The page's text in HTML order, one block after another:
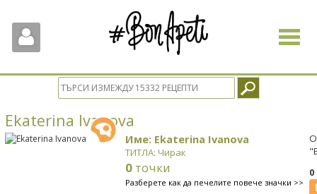
Toggle
Ekaterina Ivanova
Име: Ekaterina Ivanova
ТИТЛА: Чирак
0 точки
Разберете как да печелите повече значки >>